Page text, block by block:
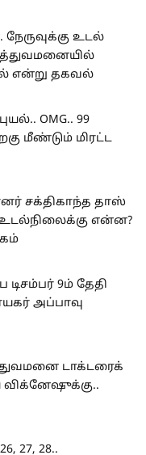
உடல்
என்று தகவல்
OMG.. 99
மீண்டும் மிரட்ட
சக்திகாந்த தாஸ்
உடல்நிலைக்கு என்ன?
டிசம்பர் 9ம் தேதி
அப்பாவு
டாக்டரைக்
விக்னேஷுக்கு..
27, 28..